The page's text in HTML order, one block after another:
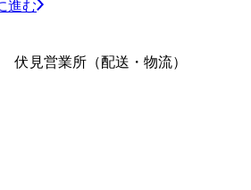
進む
伏見営業所（配送・物流）